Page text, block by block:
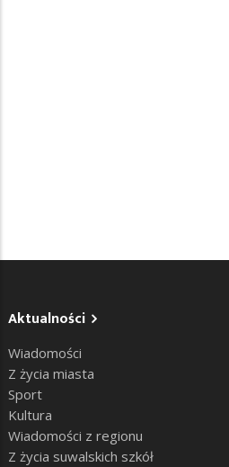
Aktualności
Wiadomości
Z życia miasta
Sport
Kultura
Wiadomości z regionu
Z życia suwalskich szkół